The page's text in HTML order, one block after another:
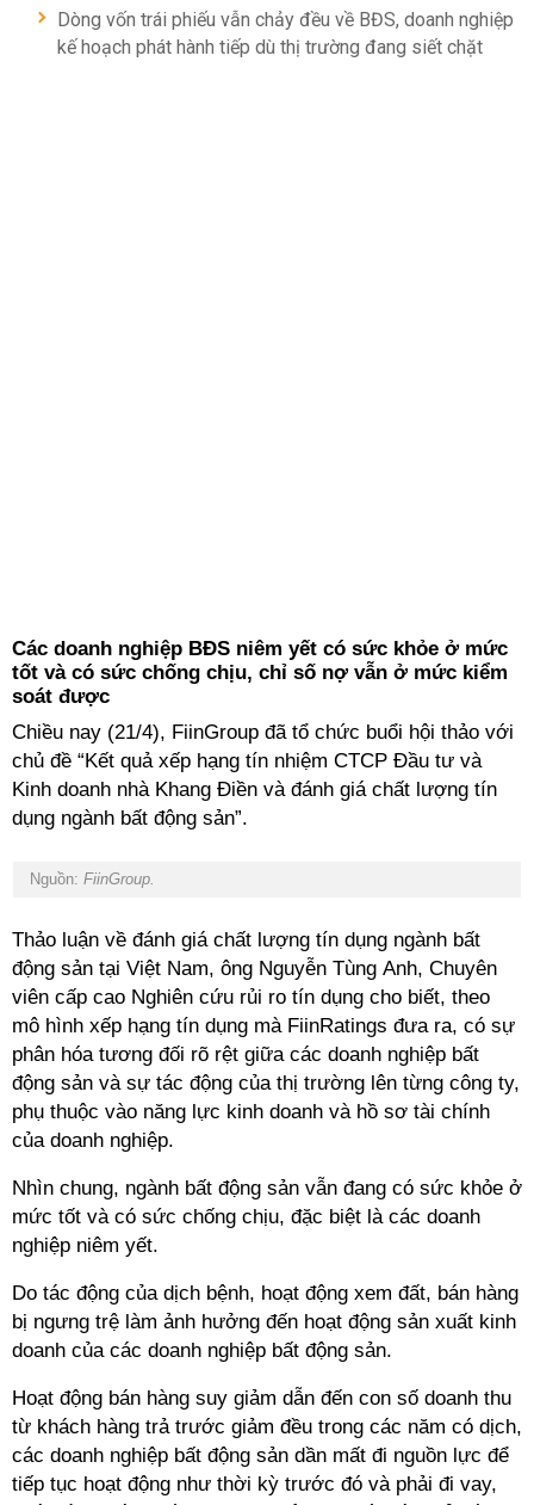
Dòng vốn trái phiếu vẫn chảy đều về BĐS, doanh nghiệp
kế hoạch phát hành tiếp dù thị trường đang siết chặt
Các doanh nghiệp BĐS niêm yết có sức khỏe ở mức
tốt và có sức chống chịu, chỉ số nợ vẫn ở mức kiểm
soát được
Chiều nay (21/4), FiinGroup đã tổ chức buổi hội thảo với
chủ đề “Kết quả xếp hạng tín nhiệm CTCP Đầu tư và
Kinh doanh nhà Khang Điền và đánh giá chất lượng tín
dụng ngành bất động sản”.
Nguồn: FiinGroup.
Thảo luận về đánh giá chất lượng tín dụng ngành bất
động sản tại Việt Nam, ông Nguyễn Tùng Anh, Chuyên
viên cấp cao Nghiên cứu rủi ro tín dụng cho biết, theo
mô hình xếp hạng tín dụng mà FiinRatings đưa ra, có sự
phân hóa tương đối rõ rệt giữa các doanh nghiệp bất
động sản và sự tác động của thị trường lên từng công ty,
phụ thuộc vào năng lực kinh doanh và hồ sơ tài chính
của doanh nghiệp.
Nhìn chung, ngành bất động sản vẫn đang có sức khỏe ở
mức tốt và có sức chống chịu, đặc biệt là các doanh
nghiệp niêm yết.
Do tác động của dịch bệnh, hoạt động xem đất, bán hàng
bị ngưng trệ làm ảnh hưởng đến hoạt động sản xuất kinh
doanh của các doanh nghiệp bất động sản.
Hoạt động bán hàng suy giảm dẫn đến con số doanh thu
từ khách hàng trả trước giảm đều trong các năm có dịch,
các doanh nghiệp bất động sản dần mất đi nguồn lực để
tiếp tục hoạt động như thời kỳ trước đó và phải đi vay,